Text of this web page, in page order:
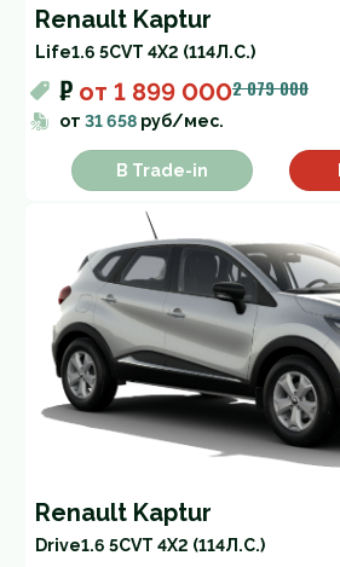
Renault Kaptur
Life1.6 5CVT 4X2 (114Л.С.)
₽ от 1 899 0002 079 000
от 31 658 руб/мес.
В Trade-in
Renault Kaptur
Drive1.6 5CVT 4X2 (114Л.С.)